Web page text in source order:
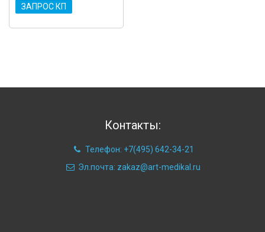
ЗАПРОС КП
Контакты:
Телефон: +7(495) 642-34-21
Эл.почта: zakaz@art-medikal.ru